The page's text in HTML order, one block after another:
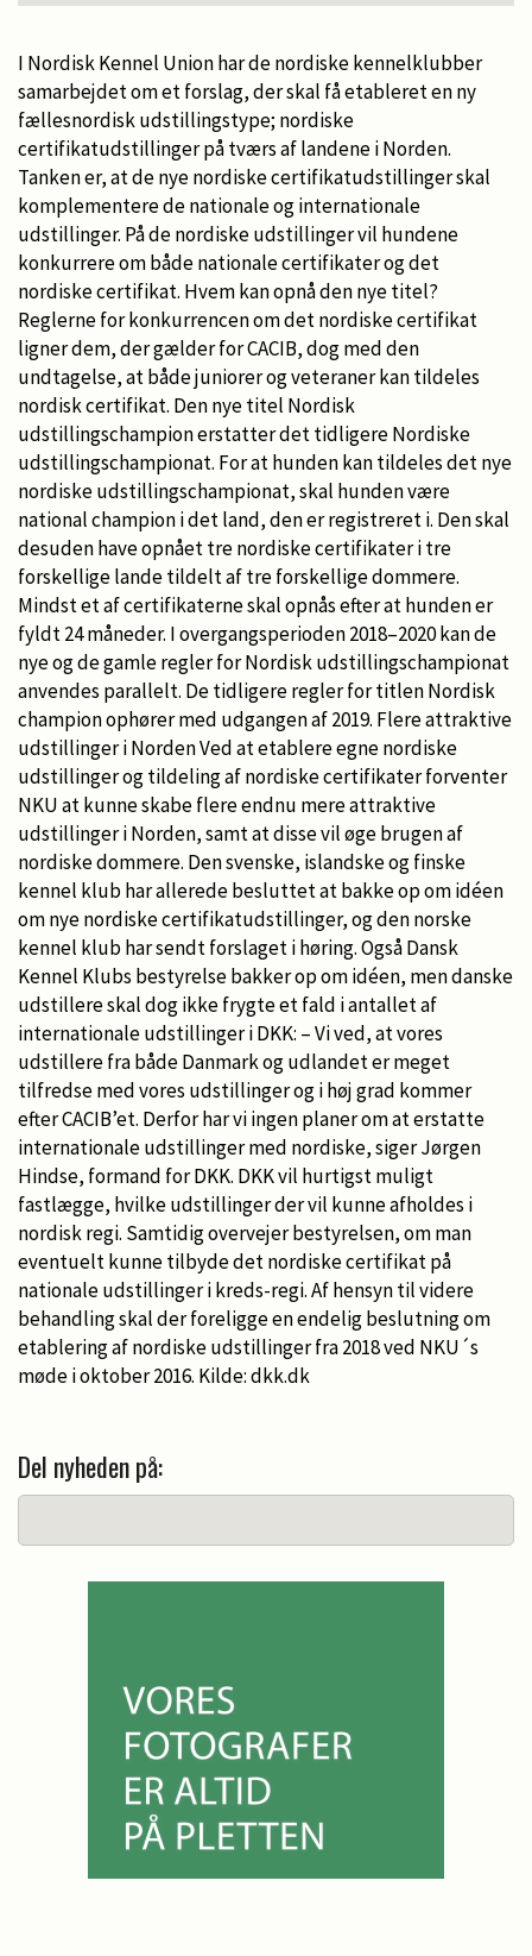
I Nordisk Kennel Union har de nordiske kennelklubber
samarbejdet om et forslag, der skal få etableret en ny
fællesnordisk udstillingstype; nordiske
certifikatudstillinger på tværs af landene i Norden.
Tanken er, at de nye nordiske certifikatudstillinger skal
komplementere de nationale og internationale
udstillinger. På de nordiske udstillinger vil hundene
konkurrere om både nationale certifikater og det
nordiske certifikat. Hvem kan opnå den nye titel?
Reglerne for konkurrencen om det nordiske certifikat
ligner dem, der gælder for CACIB, dog med den
undtagelse, at både juniorer og veteraner kan tildeles
nordisk certifikat. Den nye titel Nordisk
udstillingschampion erstatter det tidligere Nordiske
udstillingschampionat. For at hunden kan tildeles det nye
nordiske udstillingschampionat, skal hunden være
national champion i det land, den er registreret i. Den skal
desuden have opnået tre nordiske certifikater i tre
forskellige lande tildelt af tre forskellige dommere.
Mindst et af certifikaterne skal opnås efter at hunden er
fyldt 24 måneder. I overgangsperioden 2018–2020 kan de
nye og de gamle regler for Nordisk udstillingschampionat
anvendes parallelt. De tidligere regler for titlen Nordisk
champion ophører med udgangen af 2019. Flere attraktive
udstillinger i Norden Ved at etablere egne nordiske
udstillinger og tildeling af nordiske certifikater forventer
NKU at kunne skabe flere endnu mere attraktive
udstillinger i Norden, samt at disse vil øge brugen af
nordiske dommere. Den svenske, islandske og finske
kennel klub har allerede besluttet at bakke op om idéen
om nye nordiske certifikatudstillinger, og den norske
kennel klub har sendt forslaget i høring. Også Dansk
Kennel Klubs bestyrelse bakker op om idéen, men danske
udstillere skal dog ikke frygte et fald i antallet af
internationale udstillinger i DKK: – Vi ved, at vores
udstillere fra både Danmark og udlandet er meget
tilfredse med vores udstillinger og i høj grad kommer
efter CACIB’et. Derfor har vi ingen planer om at erstatte
internationale udstillinger med nordiske, siger Jørgen
Hindse, formand for DKK. DKK vil hurtigst muligt
fastlægge, hvilke udstillinger der vil kunne afholdes i
nordisk regi. Samtidig overvejer bestyrelsen, om man
eventuelt kunne tilbyde det nordiske certifikat på
nationale udstillinger i kreds-regi. Af hensyn til videre
behandling skal der foreligge en endelig beslutning om
etablering af nordiske udstillinger fra 2018 ved NKU´s
møde i oktober 2016. Kilde: dkk.dk
Del nyheden på: